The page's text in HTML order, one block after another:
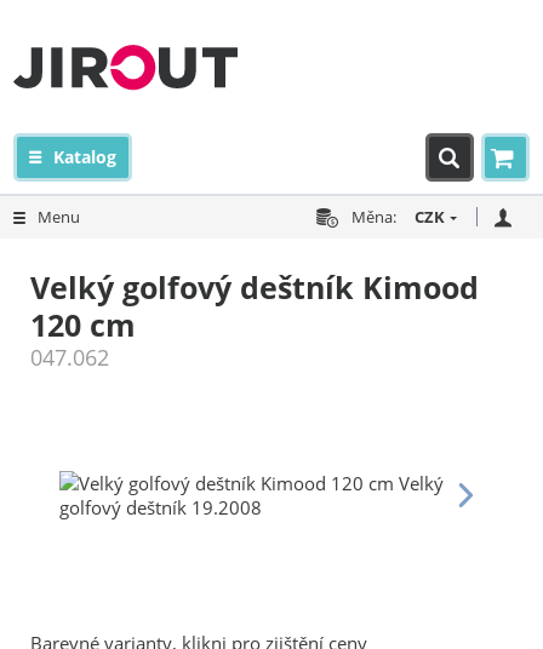
Katalog
Menu Měna: CZK
Velký golfový deštník Kimood
120 cm
047.062
Barevné varianty, klikni pro zjištění ceny